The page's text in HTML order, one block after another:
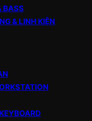
BASS
& LINH KIỆN